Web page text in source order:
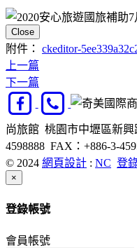
Close
附件： ckeditor-
上一篇
下一篇
尚旅館 桃園市中壢區新興
4598888 FAX：+886-3-
© 2024 網頁設計 : NC 登
×
登錄帳號
會員帳號